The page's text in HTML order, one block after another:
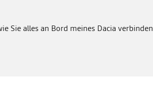
Sie alles an Bord meines Dacia verbinden